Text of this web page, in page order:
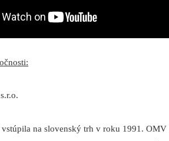
na slovenský trh v roku 1991. OMV